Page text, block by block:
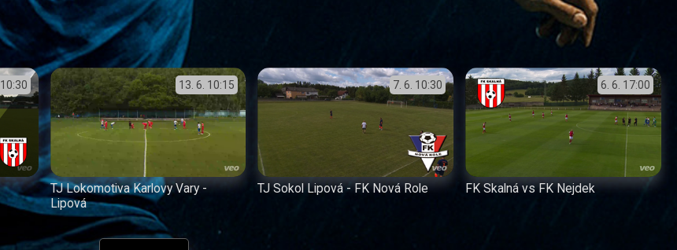
10:30 13. 6. 10:15
TJ Lokomotiva Karlovy Vary -
Lipová
7. 6. 10:30
TJ Sokol Lipová - FK Nová Role
6. 6. 17:00
FK Skalná vs FK Nejdek